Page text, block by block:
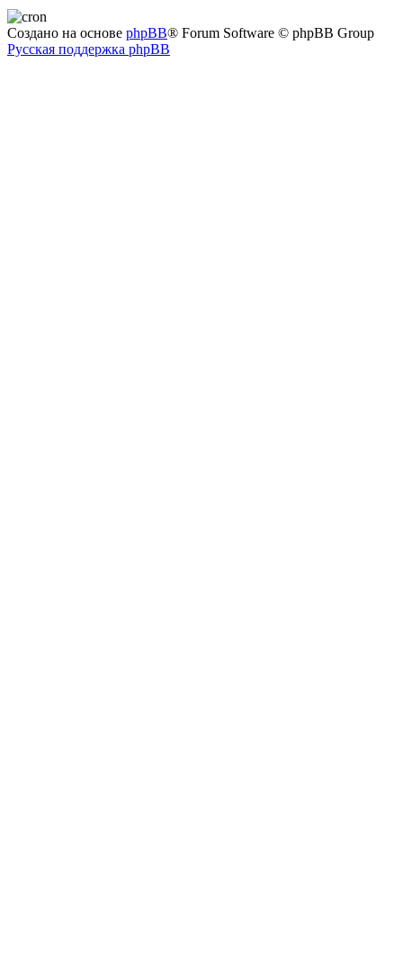
Создано на основе phpBB® Forum Software © phpBB Group
Русская поддержка phpBB